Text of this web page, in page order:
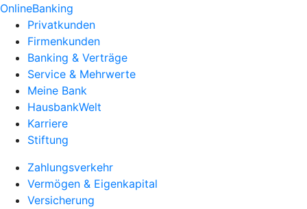
OnlineBanking
Privatkunden
Firmenkunden
Banking & Verträge
Service & Mehrwerte
Meine Bank
HausbankWelt
Karriere
Stiftung
Zahlungsverkehr
Vermögen & Eigenkapital
Versicherung